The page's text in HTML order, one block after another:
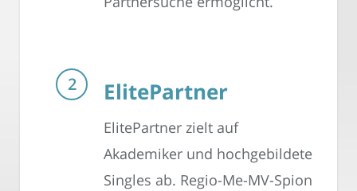
ElitePartner
ElitePartner zielt auf
Akademiker und hochgebildete
Singles ab. Regio-Me-MV-Spion